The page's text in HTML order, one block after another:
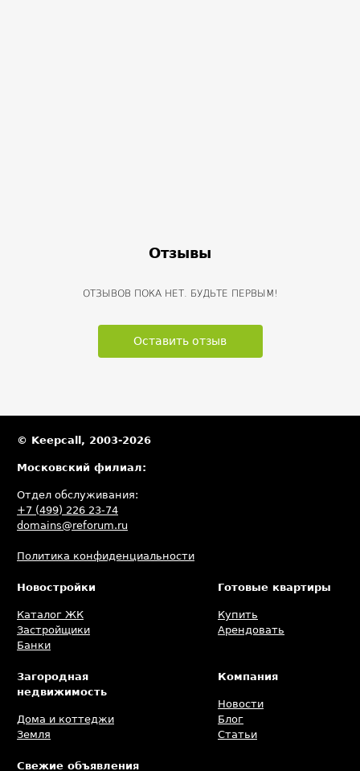
Отзывы
ОТЗЫВОВ ПОКА НЕТ. БУДЬТЕ ПЕРВЫМ!
Оставить отзыв
© Keepcall, 2003-2026
Московский филиал:
Отдел обслуживания:
+7 (499) 226 23-74
domains@reforum.ru
Политика конфиденциальности
Новостройки
Каталог ЖК
Застройщики
Банки
Готовые квартиры
Купить
Арендовать
Загородная
недвижимость
Дома и коттеджи
Земля
Компания
Новости
Блог
Статьи
Свежие объявления